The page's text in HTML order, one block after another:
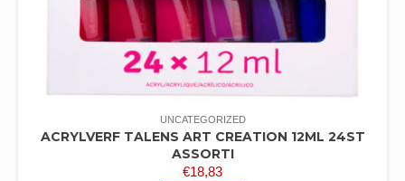
UNCATEGORIZED
ACRYLVERF TALENS ART CREATION 12ML 24ST
ASSORTI
€18,83